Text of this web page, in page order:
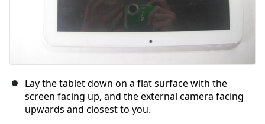
Lay the tablet down on a flat surface with the
screen facing up, and the external camera facing
upwards and closest to you.